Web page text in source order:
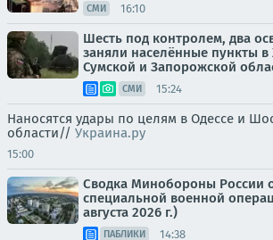
СМИ 16:10
Шесть под контролем, два
заняли населённые пункты в
Сумской и Запорожской
СМИ 15:24
Наносятся удары по целям в Одессе и
области// Украина.ру
15:00
Сводка Минобороны России
специальной военной
августа 2026 г.)
ПАБЛИКИ 14:38